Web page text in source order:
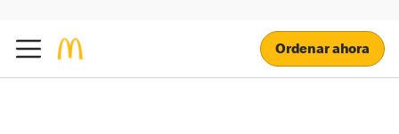
Ordenar ahora